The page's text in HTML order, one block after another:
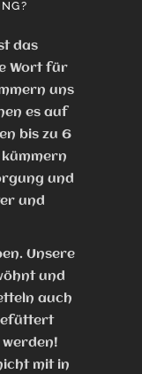
das
Wort für
uns
es auf
bis zu 6
kümmern
und
und
Unsere
und
auch
mit in